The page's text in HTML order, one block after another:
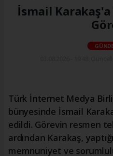
İsmail
Türk İnternet Medya
bünyesinde İsmail
edildi. Görevin resmen
ardından Karakaş,
memnuniyet ve